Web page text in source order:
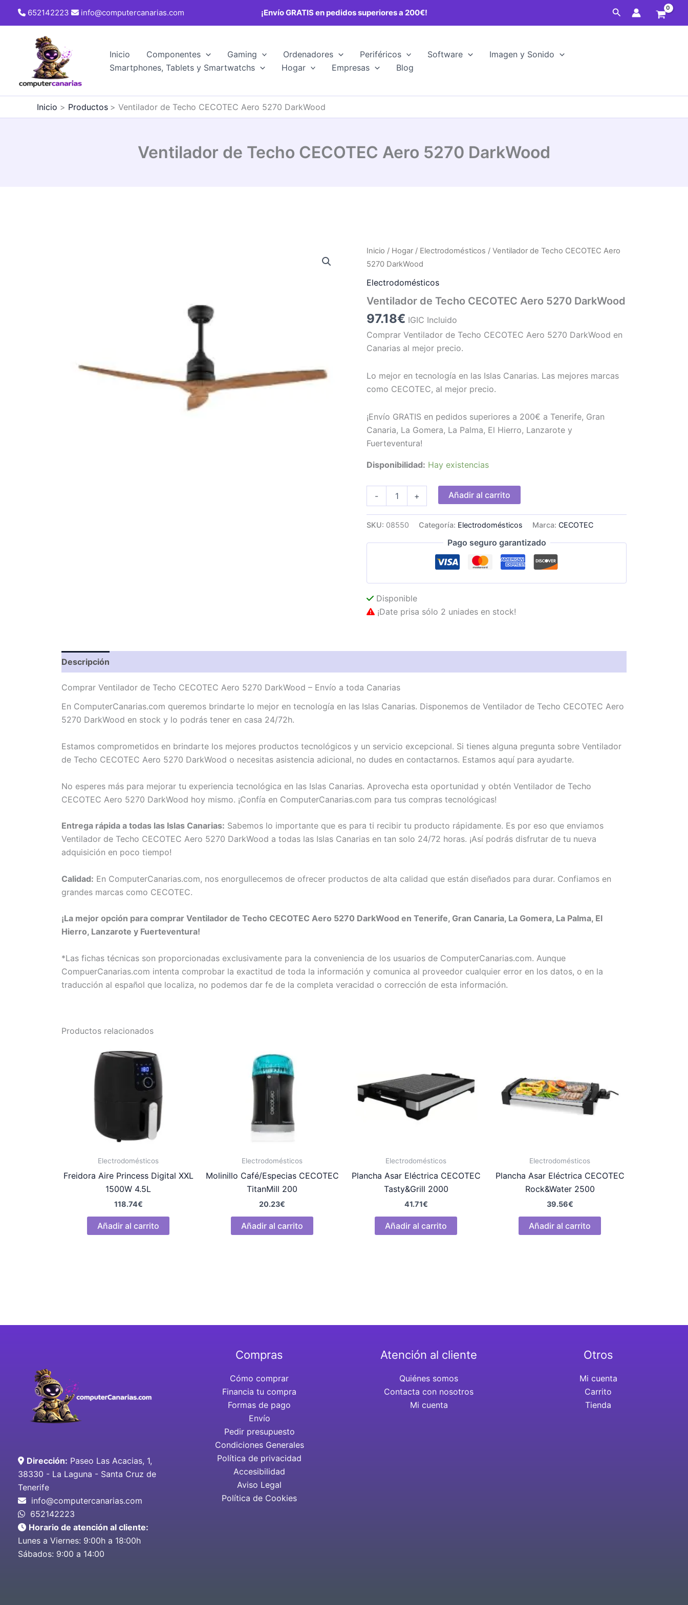
652142223 info@computercanarias.com ¡Envío GRATIS en pedidos superiores a 200€! Buscar
Inicio Componentes Gaming Ordenadores Periféricos Software
Imagen y Sonido
Smartphones, Tablets y Smartwatchs
Hogar Empresas Blog
Inicio Productos Ventilador de Techo CECOTEC Aero 5270 DarkWood
Ventilador de Techo CECOTEC Aero 5270 DarkWood
Inicio / Hogar / Electrodomésticos / Ventilador de Techo CECOTEC Aero
5270 DarkWood
Electrodomésticos
Ventilador de Techo CECOTEC Aero 5270 DarkWood
97.18€ IGIC Incluido
Comprar Ventilador de Techo CECOTEC Aero 5270 DarkWood en
Canarias al mejor precio.
Lo mejor en tecnología en las Islas Canarias. Las mejores marcas
como CECOTEC, al mejor precio.
¡Envío GRATIS en pedidos superiores a 200€ a Tenerife, Gran
Canaria, La Gomera, La Palma, El Hierro, Lanzarote y
Fuerteventura!
Disponibilidad: Hay existencias
-
CECOTEC
5270
+ Añadir al carrito
SKU: 08550 Categoría: Electrodomésticos Marca:CECOTEC
Pago seguro garantizado
Disponible
¡Date prisa sólo 2 uniades en stock!
Descripción
Comprar Ventilador de Techo CECOTEC Aero 5270 DarkWood – Envío a toda Canarias
En ComputerCanarias.com queremos brindarte lo mejor en tecnología en las Islas Canarias. Disponemos de Ventilador de Techo CECOTEC Aero
5270 DarkWood en stock y lo podrás tener en casa 24/72h.
Estamos comprometidos en brindarte los mejores productos tecnológicos y un servicio excepcional. Si tienes alguna pregunta sobre Ventilador
de Techo CECOTEC Aero 5270 DarkWood o necesitas asistencia adicional, no dudes en contactarnos. Estamos aquí para ayudarte.
No esperes más para mejorar tu experiencia tecnológica en las Islas Canarias. Aprovecha esta oportunidad y obtén Ventilador de Techo
CECOTEC Aero 5270 DarkWood hoy mismo. ¡Confía en ComputerCanarias.com para tus compras tecnológicas!
Entrega rápida a todas las Islas Canarias: Sabemos lo importante que es para ti recibir tu producto rápidamente. Es por eso que enviamos
Ventilador de Techo CECOTEC Aero 5270 DarkWood a todas las Islas Canarias en tan solo 24/72 horas. ¡Así podrás disfrutar de tu nueva
adquisición en poco tiempo!
Calidad: En ComputerCanarias.com, nos enorgullecemos de ofrecer productos de alta calidad que están diseñados para durar. Confiamos en
grandes marcas como CECOTEC.
¡La mejor opción para comprar Ventilador de Techo CECOTEC Aero 5270 DarkWood en Tenerife, Gran Canaria, La Gomera, La Palma, El
Hierro, Lanzarote y Fuerteventura!
*Las fichas técnicas son proporcionadas exclusivamente para la conveniencia de los usuarios de ComputerCanarias.com. Aunque
CompuerCanarias.com intenta comprobar la exactitud de toda la información y comunica al proveedor cualquier error en los datos, o en la
traducción al español que localiza, no podemos dar fe de la completa veracidad o corrección de esta información.
Productos relacionados
Electrodomésticos
Freidora Aire Princess Digital XXL
1500W 4.5L
118.74€
Añadir al carrito
Electrodomésticos
Molinillo Café/Especias CECOTEC
TitanMill 200
20.23€
Añadir al carrito
Electrodomésticos
Plancha Asar Eléctrica CECOTEC
Tasty&Grill 2000
41.71€
Añadir al carrito
Electrodomésticos
Plancha Asar Eléctrica CECOTEC
Rock&Water 2500
39.56€
Añadir al carrito
Dirección: Paseo Las Acacias, 1,
38330 - La Laguna - Santa Cruz de
Tenerife
info@computercanarias.com
652142223
Horario de atención al cliente:
Lunes a Viernes: 9:00h a 18:00h
Sábados: 9:00 a 14:00
Compras
Cómo comprar
Financia tu compra
Formas de pago
Envío
Pedir presupuesto
Condiciones Generales
Política de privacidad
Accesibilidad
Aviso Legal
Política de Cookies
Atención al cliente
Quiénes somos
Contacta con nosotros
Mi cuenta
Otros
Mi cuenta
Carrito
Tienda
5270